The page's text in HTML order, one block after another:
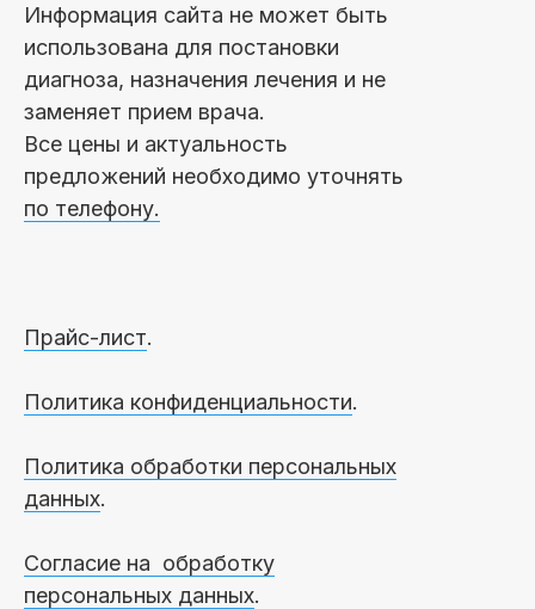
Информация сайта не может быть
использована для постановки
диагноза, назначения лечения и не
заменяет прием врача.
Все цены и актуальность
предложений необходимо уточнять
по телефону.
Прайс-лист.
Политика конфиденциальности.
Политика обработки персональных
данных.
Согласие на обработку
персональных данных.